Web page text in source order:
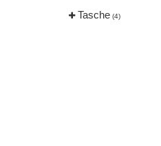
Tasche (4)